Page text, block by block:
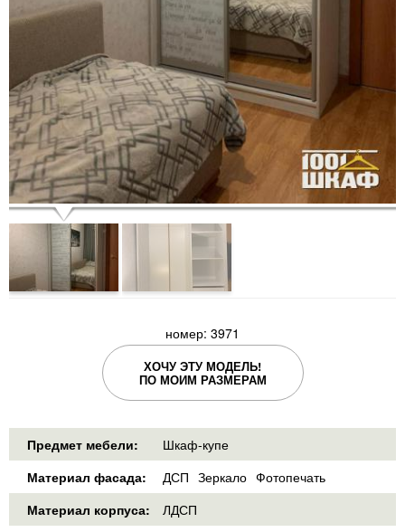
номер: 3971
ХОЧУ ЭТУ МОДЕЛЬ!
ПО МОИМ РАЗМЕРАМ
Предмет мебели:
Шкаф-купе
Материал фасада:
ДСП Зеркало Фотопечать
Материал корпуса:
ЛДСП